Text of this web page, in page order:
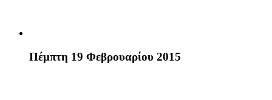
Πέμπτη 19 Φεβρουαρίου 2015